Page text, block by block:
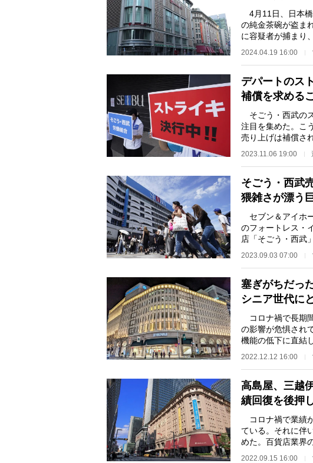
4月11日、日本橋
の純金茶碗が盗ま
に容疑者が捕まり
2024.04.19 16:00
デパートのス
補償を求める
そごう・西武の
注目を集めた。こ
売り上げは補償さ
で、弁護士の竹下
2023.11.06 19:00
そごう・西武
猥雑さが漂う
セブン＆アイホ
のフォートレス・
店「そごう・西武
2023.09.03 07:00
塞ぎがちだっ
シニア世代に
コロナ禍で長期
の影響が危惧され
機能の低下に直結
2022.12.12 16:00
高島屋、三越
績回復を後押
コロナ禍で業績
ている。それに伴
めた。百貨店業界
2022.09.15 16:00